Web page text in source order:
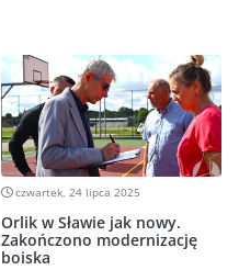
czwartek, 24 lipca 2025
Orlik w Sławie jak nowy.
Zakończono modernizację
boiska